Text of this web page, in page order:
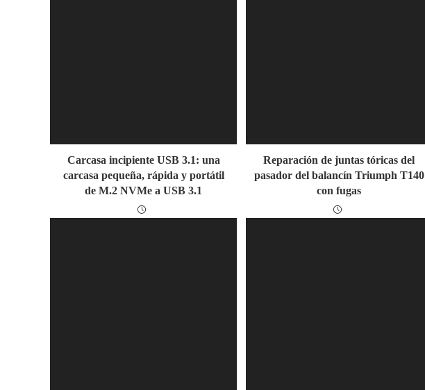
Carcasa incipiente USB 3.1: una
carcasa pequeña, rápida y portátil
de M.2 NVMe a USB 3.1
Reparación de juntas tóricas del
pasador del balancín Triumph T140
con fugas